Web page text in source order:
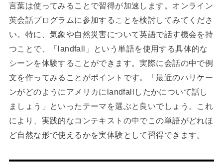
言葉は使ってみることで習得が加速します。オンライン
英会話プログラムに参加することを検討してみてくださ
い。特に、気象や自然災害について英語で話す機会を持
つことで、「landfall」という単語を使用する具体的な
シーンを体験することができます。実際に会話の中で例
文を作ってみることがポイントです。「最近のハリケー
ンがどのようにアメリカにlandfallしたかについて話し
ましょう」といったテーマを選ぶと良いでしょう。これ
により、実践的なコンテキストの中でこの単語がどれほ
ど自然な形で使えるかを実体験として習得できます。